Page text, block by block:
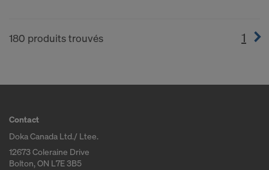
180 produits trouvés 1
Contact
Doka Canada Ltd./ Ltee.
12673 Coleraine Drive
Bolton, ON L7E 3B5